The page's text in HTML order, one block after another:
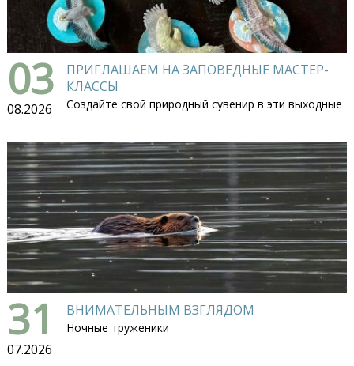
03
08.2026
ПРИГЛАШАЕМ НА ЗАПОВЕДНЫЕ МАСТЕР-
КЛАССЫ
Создайте свой природный сувенир в эти выходные
31
07.2026
ВНИМАТЕЛЬНЫМ ВЗГЛЯДОМ
Ночные труженики